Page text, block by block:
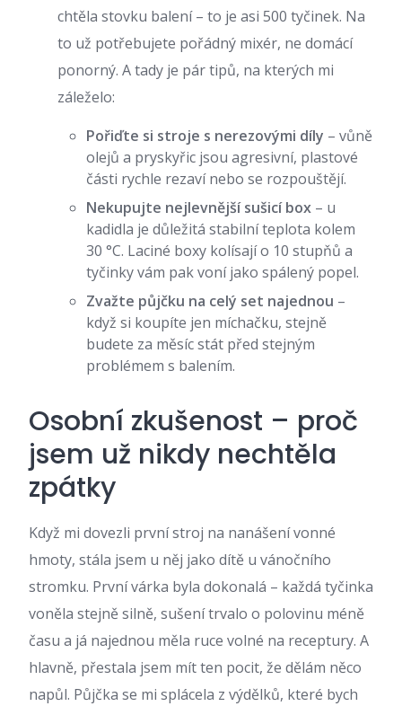
chtěla stovku balení – to je asi 500 tyčinek. Na
to už potřebujete pořádný mixér, ne domácí
ponorný. A tady je pár tipů, na kterých mi
záleželo:
Pořiďte si stroje s nerezovými díly – vůně
olejů a pryskyřic jsou agresivní, plastové
části rychle rezaví nebo se rozpouštějí.
Nekupujte nejlevnější sušicí box – u
kadidla je důležitá stabilní teplota kolem
30 °C. Laciné boxy kolísají o 10 stupňů a
tyčinky vám pak voní jako spálený popel.
Zvažte půjčku na celý set najednou –
když si koupíte jen míchačku, stejně
budete za měsíc stát před stejným
problémem s balením.
Osobní zkušenost – proč
jsem už nikdy nechtěla
zpátky
Když mi dovezli první stroj na nanášení vonné
hmoty, stála jsem u něj jako dítě u vánočního
stromku. První várka byla dokonalá – každá tyčinka
voněla stejně silně, sušení trvalo o polovinu méně
času a já najednou měla ruce volné na receptury. A
hlavně, přestala jsem mít ten pocit, že dělám něco
napůl. Půjčka se mi splácela z výdělků, které bych